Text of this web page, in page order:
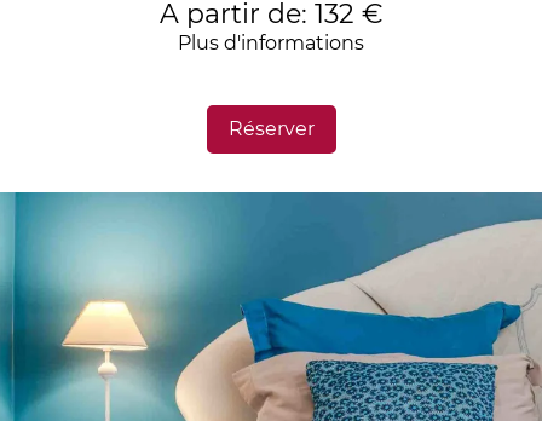
A partir de: 132 €
Plus d'informations
Réserver